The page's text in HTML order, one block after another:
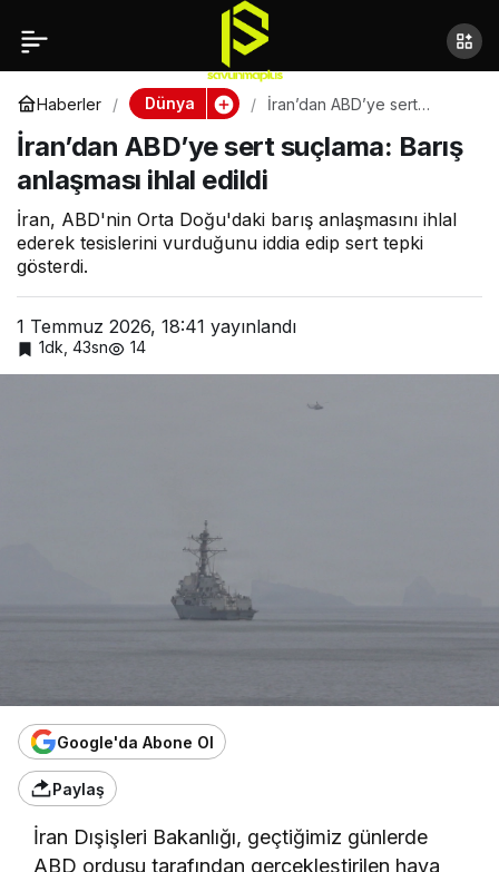
Haberler Dünya
İran’dan ABD’ye sert
ihlal edildi
İran’dan ABD’ye sert suçlama: Barış
anlaşması ihlal edildi
İran, ABD'nin Orta Doğu'daki barış anlaşmasını ihlal
ederek tesislerini vurduğunu iddia edip sert tepki
gösterdi.
1 Temmuz 2026, 18:41 yayınlandı
1dk, 43sn 14
Google'da Abone Ol
Paylaş
İran Dışişleri Bakanlığı, geçtiğimiz günlerde
ABD ordusu tarafından gerçekleştirilen hava
ABD’nin 1800 km
menzilli yeni füze
programı başlıyor
Paylaş